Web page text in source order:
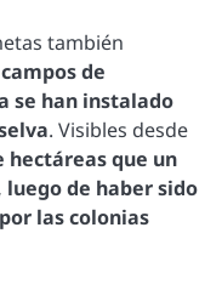
también
de
se han instalado
. Visibles desde
hectáreas que un
de haber sido
las colonias